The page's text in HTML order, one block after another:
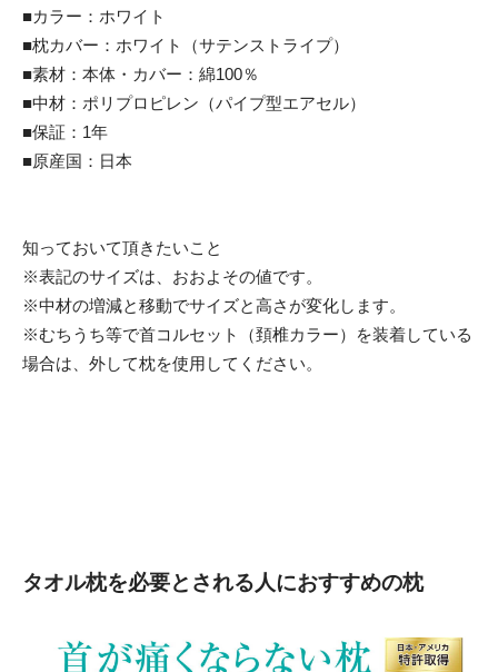
■カラー：ホワイト
■枕カバー：ホワイト（サテンストライプ）
■素材：本体・カバー：綿100％
■中材：ポリプロピレン（パイプ型エアセル）
■保証：1年
■原産国：日本
知っておいて頂きたいこと
※表記のサイズは、おおよその値です。
※中材の増減と移動でサイズと高さが変化します。
※むちうち等で首コルセット（頚椎カラー）を装着している
場合は、外して枕を使用してください。
タオル枕を必要とされる人におすすめの枕